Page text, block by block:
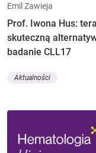
Emil Zawieja
Prof. Iwona Hus:
skuteczną
badanie CLL17
Aktualności